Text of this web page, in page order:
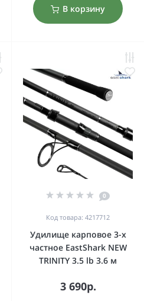
В корзину
0
Код товара: 4217712
Удилище карповое 3-х
частное EastShark NEW
TRINITY 3.5 lb 3.6 м
3 690р.